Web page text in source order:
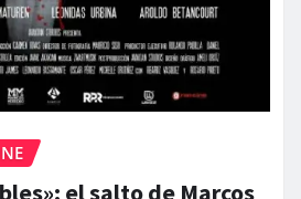
el salto de Marcos